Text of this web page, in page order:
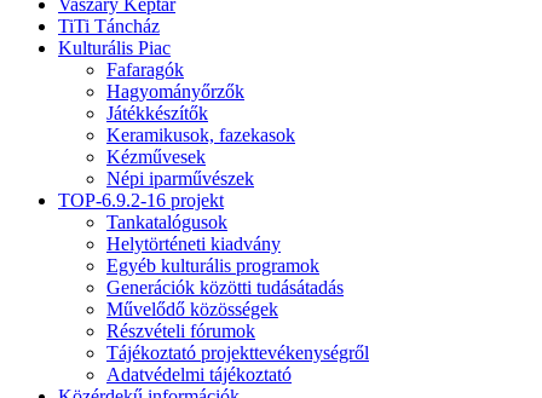
Vaszary Képtár
TiTi Táncház
Kulturális Piac
Fafaragók
Hagyományőrzők
Játékkészítők
Keramikusok, fazekasok
Kézművesek
Népi iparművészek
TOP-6.9.2-16 projekt
Tankatalógusok
Helytörténeti kiadvány
Egyéb kulturális programok
Generációk közötti tudásátadás
Művelődő közösségek
Részvételi fórumok
Tájékoztató projekttevékenységről
Adatvédelmi tájékoztató